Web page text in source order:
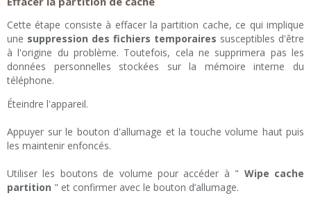
Cette étape consiste à effacer la partition cache, ce qui implique
une suppression des fichiers temporaires susceptibles d'être
à l'origine du problème. Toutefois, cela ne supprimera pas les
données personnelles stockées sur la mémoire interne du
téléphone.
Éteindre l'appareil.
Appuyer sur le bouton d'allumage et la touche volume haut puis
les maintenir enfoncés.
Utiliser les boutons de volume pour accéder à " Wipe cache
partition " et confirmer avec le bouton d’allumage.